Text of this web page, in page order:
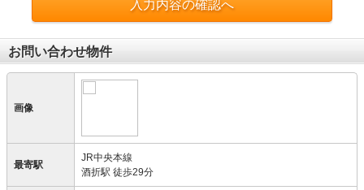
入力内容の確認へ
お問い合わせ物件
画像
最寄駅
JR中央本線
酒折駅 徒歩29分